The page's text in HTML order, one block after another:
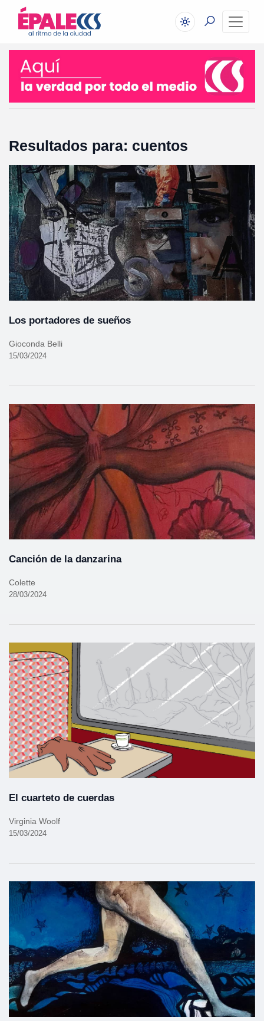
Resultados para: cuentos
Los portadores de sueños
Gioconda Belli
15/03/2024
Canción de la danzarina
Colette
28/03/2024
El cuarteto de cuerdas
Virginia Woolf
15/03/2024